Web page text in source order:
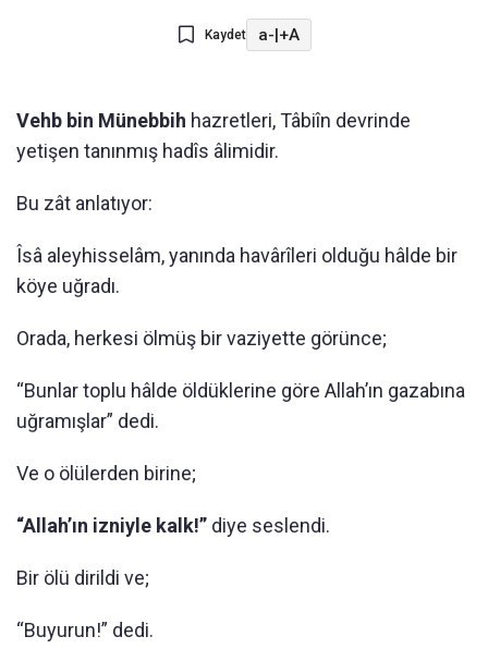
Kaydet a-|+A
Vehb bin Münebbih hazretleri, Tâbiîn devrinde
yetişen tanınmış hadîs âlimidir.
Bu zât anlatıyor:
Îsâ aleyhisselâm, yanında havârîleri olduğu hâlde bir
köye uğradı.
Orada, herkesi ölmüş bir vaziyette görünce;
“Bunlar toplu hâlde öldüklerine göre Allah’ın gazabına
uğramışlar” dedi.
Ve o ölülerden birine;
“Allah’ın izniyle kalk!” diye seslendi.
Bir ölü dirildi ve;
“Buyurun!” dedi.